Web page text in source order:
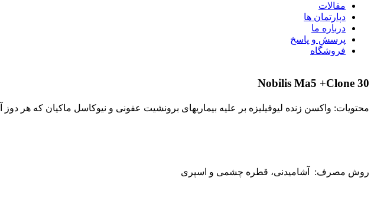
مقالات
دپارتمان ها
درباره ما
پرسش و پاسخ
فروشگاه
Nobilis Ma5 +Clone 30
محتویات: واکسن زنده لیوفیلیزه بر علیه بیماریهای برونشیت عفونی و نیوکاسل ماکیان که هر دوز
روش مصرف: آشامیدنی، قطره چشمی و اسپری